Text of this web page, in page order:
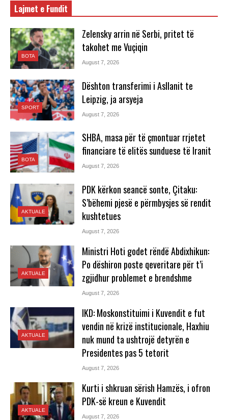
Lajmet e Fundit
BOTA
Zelensky arrin në Serbi, pritet të
takohet me Vuçiqin
August 7, 2026
SPORT
Dështon transferimi i Asllanit te
Leipzig, ja arsyeja
August 7, 2026
BOTA
SHBA, masa për të çmontuar rrjetet
financiare të elitës sunduese të Iranit
August 7, 2026
AKTUALE
PDK kërkon seancë sonte, Çitaku:
S’bëhemi pjesë e përmbysjes së rendit
kushtetues
August 7, 2026
AKTUALE
Ministri Hoti godet rëndë Abdixhikun:
Po dëshiron poste qeveritare për t’i
zgjidhur problemet e brendshme
August 7, 2026
AKTUALE
IKD: Moskonstituimi i Kuvendit e fut
vendin në krizë institucionale, Haxhiu
nuk mund ta ushtrojë detyrën e
Presidentes pas 5 tetorit
August 7, 2026
AKTUALE
Kurti i shkruan sërish Hamzës, i ofron
PDK-së kreun e Kuvendit
August 7, 2026